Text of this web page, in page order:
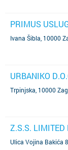
PRIMUS
Ivana Šibla, 10000
URBANIKO
Trpinjska, 10000
Z.S.S. LIMITED
Ulica Vojina Bakića